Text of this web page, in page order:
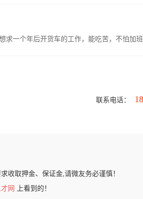
求一个年后开货车的工作，能吃苦，不怕加班
联系电话：
收取押金、保证金,请微友务必谨慎！
网
上看到的！